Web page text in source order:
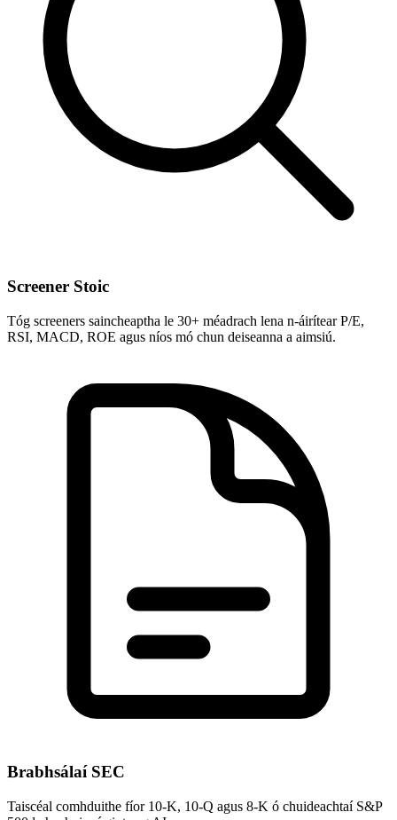
Screener Stoic
Tóg screeners saincheaptha le 30+ méadrach lena n-áirítear P/E,
RSI, MACD, ROE agus níos mó chun deiseanna a aimsiú.
Brabhsálaí SEC
Taiscéal comhduithe fíor 10-K, 10-Q agus 8-K ó chuideachtaí S&P